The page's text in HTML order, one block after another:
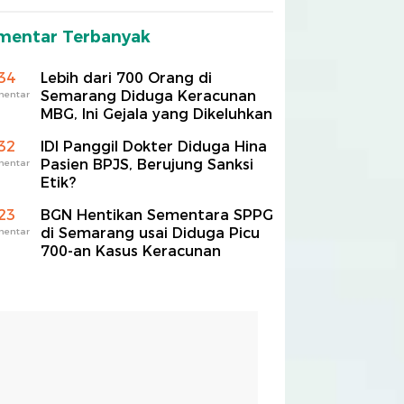
Terbanyak
Lebih dari 700 Orang di
Semarang Diduga Keracunan
MBG, Ini Gejala yang Dikeluhkan
IDI Panggil Dokter Diduga Hina
Pasien BPJS, Berujung Sanksi
Etik?
BGN Hentikan Sementara SPPG
di Semarang usai Diduga Picu
700-an Kasus Keracunan